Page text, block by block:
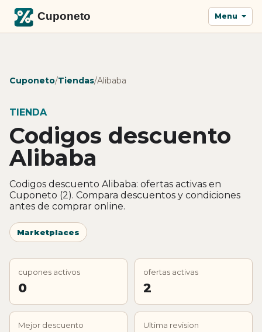
Menu
Cuponeto/Tiendas/Alibaba
TIENDA
Codigos descuento
Alibaba
Codigos descuento Alibaba: ofertas activas en
Cuponeto (2). Compara descuentos y condiciones
antes de comprar online.
Marketplaces
cupones activos
0
ofertas activas
2
Mejor descuento Ultima revision